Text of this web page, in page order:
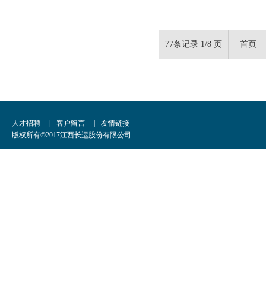
77条记录 1/8 页 首页
人才招聘 客户留言
友情链接
版权所有©2017江西长运股份有限公司